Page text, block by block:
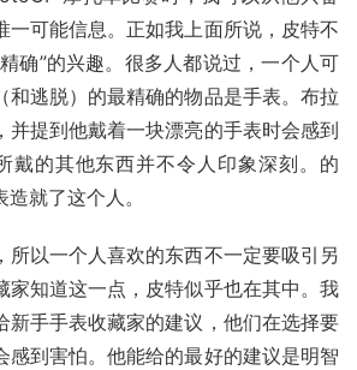
一可能信息。正如我上面所说，皮特不
确”的兴趣。很多人都说过，一个人可
和逃脱）的最精确的物品是手表。布拉
并提到他戴着一块漂亮的手表时会感到
的其他东西并不令人印象深刻。的
就了这个人。
所以一个人喜欢的东西不一定要吸引另
家知道这一点，皮特似乎也在其中。我
新手手表收藏家的建议，他们在选择要
感到害怕。他能给的最好的建议是明智